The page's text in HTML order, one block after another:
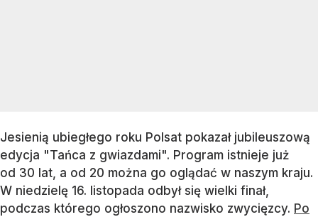
Jesienią ubiegłego roku Polsat pokazał jubileuszową
edycja "Tańca z gwiazdami". Program istnieje już
od 30 lat, a od 20 można go oglądać w naszym kraju.
W niedzielę 16. listopada odbył się wielki finał,
podczas którego ogłoszono nazwisko zwycięzcy. Po